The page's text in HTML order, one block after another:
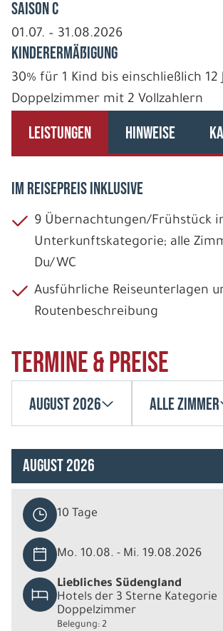
Saison C
01.07. – 31.08.2026
Kinderermäßigung
30% für 1 Kind bis einschließlich 12
Doppelzimmer mit 2 Vollzahlern
LEISTUNGEN HINWEISE
IM REISEPREIS INKLUSIVE
9 Übernachtungen/Frühstück
Unterkunftskategorie; alle
Du/WC
Ausführliche Reiseunterlagen
Routenbeschreibung
Termine & Preise
August 2026 Alle Zimmer
August 2026
10 Tage
Mo. 10.08. - Mi. 19.08.2026
Liebliches Südengland
Hotels der 3 Sterne Kategorie
Doppelzimmer
Belegung: 2